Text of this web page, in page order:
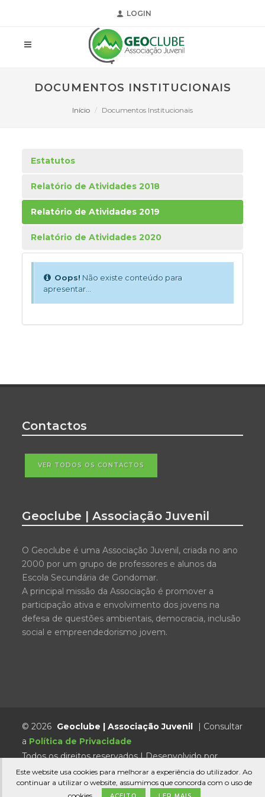
LOGIN
DOCUMENTOS INSTITUCIONAIS
Início Documentos Institucionais
Estatutos
Relatório de Atividades 2018
Relatório de Atividades 2019
Relatório de Atividades 2020
Oops! Não existe conteúdo para
apresentar...
Contactos
VER TODOS OS CONTACTOS
Geoclube | Associação Juvenil
O Geoclube é uma Associação Juvenil, criada no ano
2000 por um grupo de professores e alunos da
Escola Secundária de Gondomar.
A principal missão da Associação é promover a
participação ativa e envolvimento dos jovens na
defesa de questões ambientais, democracia, inclusão
social e empreendedorismo jovem.
© 2026 Geoclube | Associação Juvenil
| Consultar
a Política de Privacidade
Todos os direitos reservados | Desenvolvido por
GoUpBuzZ.com
Este website usa cookies para melhorar a experiência do utilizador. Ao
continuar a utilizar o website, assumimos que concorda com o uso de